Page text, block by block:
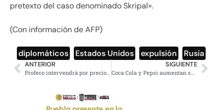
pretexto del caso denominado Skripal».
(Con información de AFP)
diplomáticos Estados Unidos expulsión Rusia
ANTERIOR
Profeco intervendrá por precios excesivos de chatarras en penales
SIGUIENTE
Coca Cola y Pepsi aumentan sus ganancia, gracias a la venta del agua embotellada